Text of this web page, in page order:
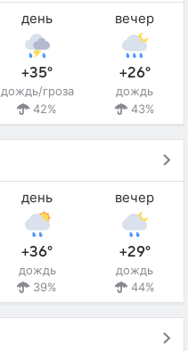
день
+35°
дождь/гроза
42%
вечер
+26°
дождь
43%
день
+36°
дождь
39%
вечер
+29°
дождь
44%